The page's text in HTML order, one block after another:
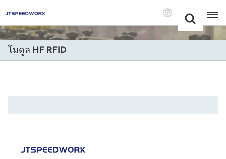
+86 -18681515767
Language(แบบ
English
โมดูล HF RFID